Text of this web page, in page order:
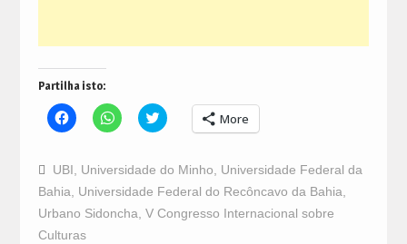
Partilha isto:
Click
to
Facebook
(Opens
in
new
window)
Click
to
WhatsApp
(Opens
in
new
window)
Click
to
Twitter
(Opens
in
new
window)
More
UBI Universidade do Minho
Universidade Federal da
Bahia
Universidade Federal do Recôncavo da Bahia
Urbano Sidoncha V Congresso Internacional sobre
Culturas